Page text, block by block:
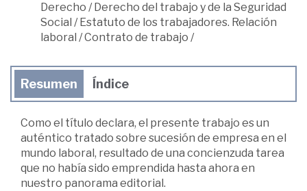
Derecho / Derecho del trabajo y de la Seguridad
Social / Estatuto de los trabajadores. Relación
laboral /Contrato de trabajo /
Resumen Índice
Como el título declara, el presente trabajo es un
auténtico tratado sobre sucesión de empresa en el
mundo laboral, resultado de una concienzuda tarea
que no había sido emprendida hasta ahora en
nuestro panorama editorial.